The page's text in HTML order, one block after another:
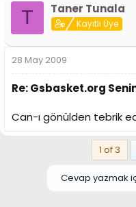
T Taner Tunala
Kayıtlı Üye
28 May 2009
Re: Gsbasket.org
Can-ı gönülden tebrik
1 of 3
Cevap yazmak